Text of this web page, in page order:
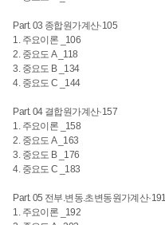
Part. 03 종합원가계산·105
1. 주요이론 _106
2. 중요도 A _118
3. 중요도 B _134
4. 중요도 C _144
Part. 04 결합원가계산·157
1. 주요이론 _158
2. 중요도 A _163
3. 중요도 B _176
4. 중요도 C _183
Part. 05 전부.변동.초변동원가계산·191
1. 주요이론 _192